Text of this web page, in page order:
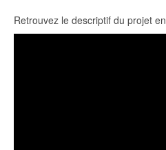
Retrouvez le descriptif du projet en